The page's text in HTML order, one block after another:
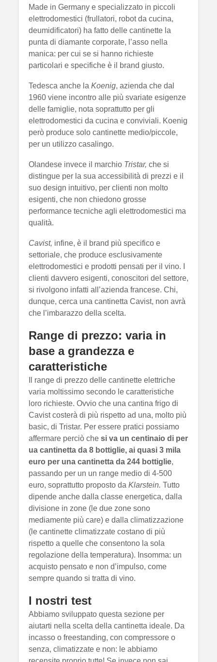
Made in Germany e specializzato in piccoli
elettrodomestici (frullatori, robot da cucina,
deumidificatori) ha fatto delle cantinette la
punta di diamante corporate, l’asso nella
manica: per cui se si hanno richieste
particolari e specifiche è il brand giusto.
Tedesca anche la Koenig, azienda che dal
1960 viene incontro alle più svariate esigenze
delle famiglie, nota soprattutto per gli
elettrodomestici da cucina e conviviali. Koenig
però produce solo cantinette medio/piccole,
per un utilizzo casalingo.
Olandese invece il marchio Tristar, che si
distingue per la sua accessibilità di prezzi e il
suo design intuitivo, per clienti non molto
esigenti, che non chiedono grosse
performance tecniche agli elettrodomestici ma
qualità.
Cavist, infine, è il brand più specifico e
settoriale, che produce esclusivamente
elettrodomestici e prodotti pensati per il vino. I
clienti davvero esigenti, conoscitori del settore,
si rivolgono infatti all’azienda francese. Chi,
dunque, cerca una cantinetta Cavist, non avrà
che l’imbarazzo della scelta.
Range di prezzo: varia in
base a grandezza e
caratteristiche
Il range di prezzo delle cantinette elettriche
varia moltissimo secondo le caratteristiche
loro richieste. Ovvio che una cantina frigo di
Cavist costerà di più rispetto ad una, molto più
basic, di Tristar. Per essere pratici possiamo
affermare perciò che si va un centinaio di per
ua cantinetta da 8 bottiglie, ai quasi 3 mila
euro per una cantinetta da 244 bottiglie,
passando per un un range medio di 4-500
euro, soprattutto proposto da Klarstein. Tutto
dipende anche dalla classe energetica, dalla
divisione in zone (le due zone sono
mediamente più care) e dalla climatizzazione
(le cantinette climatizzate costano di più
rispetto a quelle che consentono la sola
regolazione della temperatura). Insomma: un
acquisto pensato e non d’impulso, come
sempre quando si tratta di vino.
I nostri test
Abbiamo sviluppato questa sezione per
aiutarti nella scelta della cantinetta ideale. Da
incasso o freestanding, con compressore o
senza, climatizzate e non: le abbiamo